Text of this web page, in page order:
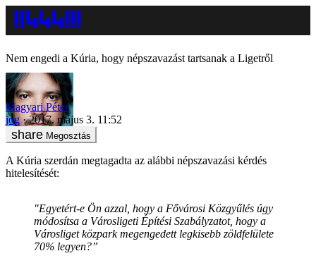
Nem engedi a Kúria, hogy népszavazást tartsanak a Ligetről
Magyari Péter
jog
2017. május 3. 11:52
Megosztás
A Kúria szerdán megtagadta az alábbi népszavazási kérdés
hitelesítését:
"Egyetért-e Ön azzal, hogy a Fővárosi Közgyűlés úgy
módosítsa a Városligeti Építési Szabályzatot, hogy a
Városliget közpark megengedett legkisebb zöldfelülete
70% legyen?”